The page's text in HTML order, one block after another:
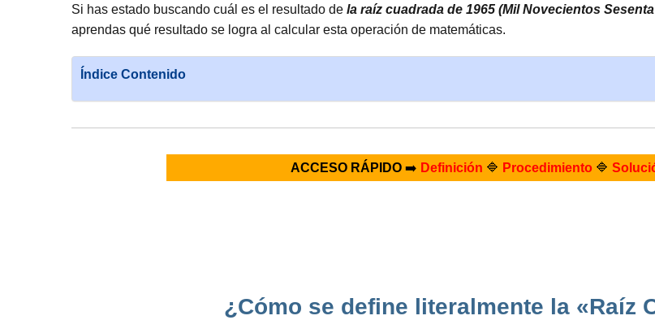
Si has estado buscando cuál es el resultado de la raíz cuadrada de 1965 (Mil Novecientos
aprendas qué resultado se logra al calcular esta operación de matemáticas.
Índice Contenido
ACCESO RÁPIDO➡️ Definición 🔷 Procedimiento🔷
¿Cómo se define literalmente la «Raíz